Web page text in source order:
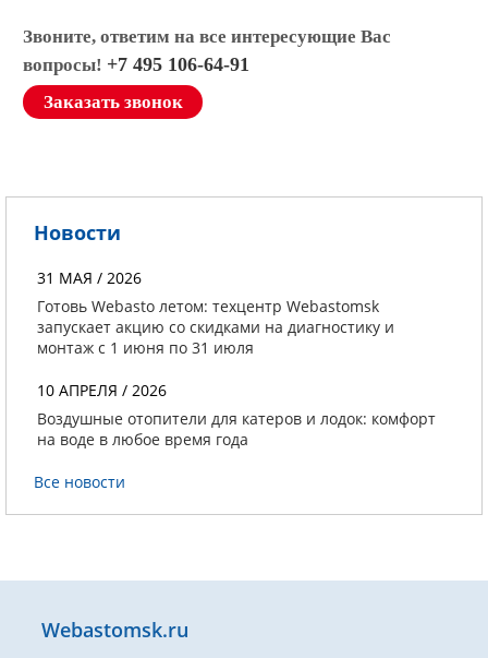
Звоните, ответим на все интересующие Вас
вопросы! +7 495 106-64-91
Заказать звонок
Новости
31 МАЯ / 2026
Готовь Webasto летом: техцентр Webastomsk
запускает акцию со скидками на диагностику и
монтаж с 1 июня по 31 июля
10 АПРЕЛЯ / 2026
Воздушные отопители для катеров и лодок: комфорт
на воде в любое время года
Все новости
Webastomsk.ru